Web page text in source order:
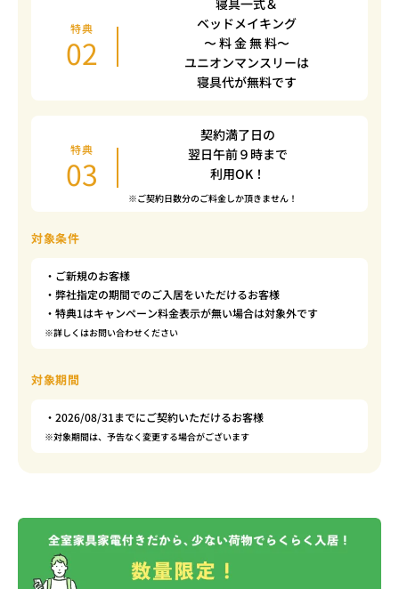
特典
02
寝具一式＆
ベッドメイキング
〜 料 金 無 料〜
ユニオンマンスリーは
寝具代が無料です
特典
03
契約満了日の
翌日午前９時まで
利用OK！
※ご契約日数分のご料金しか頂きません！
対象条件
・ご新規のお客様
・弊社指定の期間でのご入居をいただけるお客様
・特典1はキャンペーン料金表示が無い場合は対象外です
※詳しくはお問い合わせください
対象期間
・2026/08/31までにご契約いただけるお客様
※対象期間は、予告なく変更する場合がございます